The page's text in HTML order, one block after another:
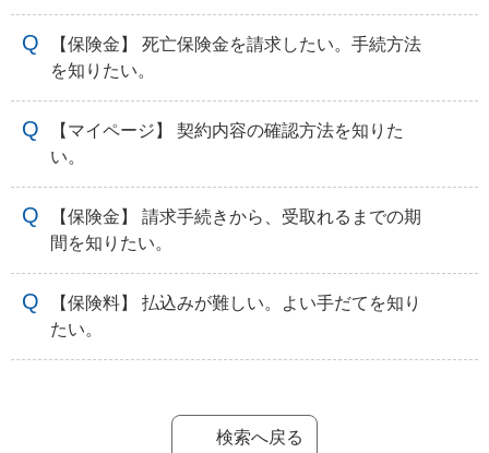
【保険金】 死亡保険金を請求したい。手続方法
を知りたい。
【マイページ】 契約内容の確認方法を知りた
い。
【保険金】 請求手続きから、受取れるまでの期
間を知りたい。
【保険料】 払込みが難しい。よい手だてを知り
たい。
検索へ戻る